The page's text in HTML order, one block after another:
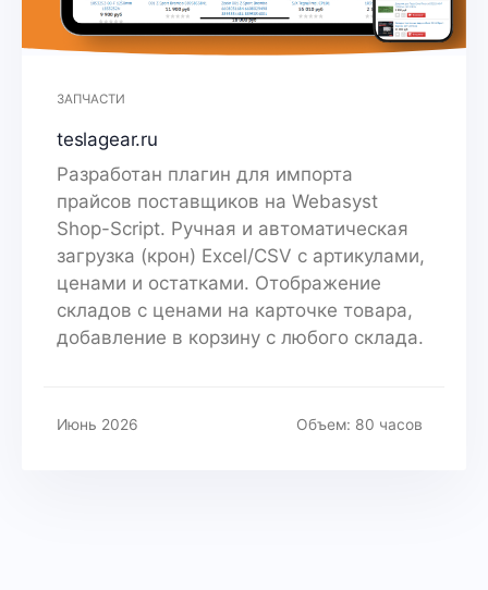
ЗАПЧАСТИ
teslagear.ru
Разработан плагин для импорта
прайсов поставщиков на Webasyst
Shop-Script. Ручная и автоматическая
загрузка (крон) Excel/CSV с артикулами,
ценами и остатками. Отображение
складов с ценами на карточке товара,
добавление в корзину с любого склада.
Июнь 2026 Объем: 80 часов